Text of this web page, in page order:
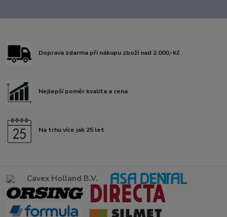
Doprava zdarma při nákupu zboží nad 2.000,-Kč
Nejlepší poměr kvalita a cena
Na trhu více jak 25 let
Cavex Holland B.V.